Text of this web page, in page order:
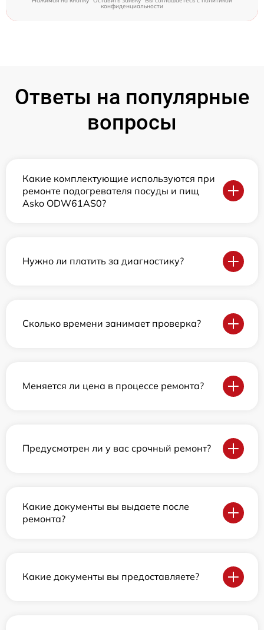
конфиденциальности
Ответы на популярные
вопросы
Какие комплектующие используются при
ремонте подогревателя посуды и пищ
Asko ODW61AS0?
Нужно ли платить за диагностику?
Сколько времени занимает проверка?
Меняется ли цена в процессе ремонта?
Предусмотрен ли у вас срочный ремонт?
Какие документы вы выдаете после
ремонта?
Какие документы вы предоставляете?